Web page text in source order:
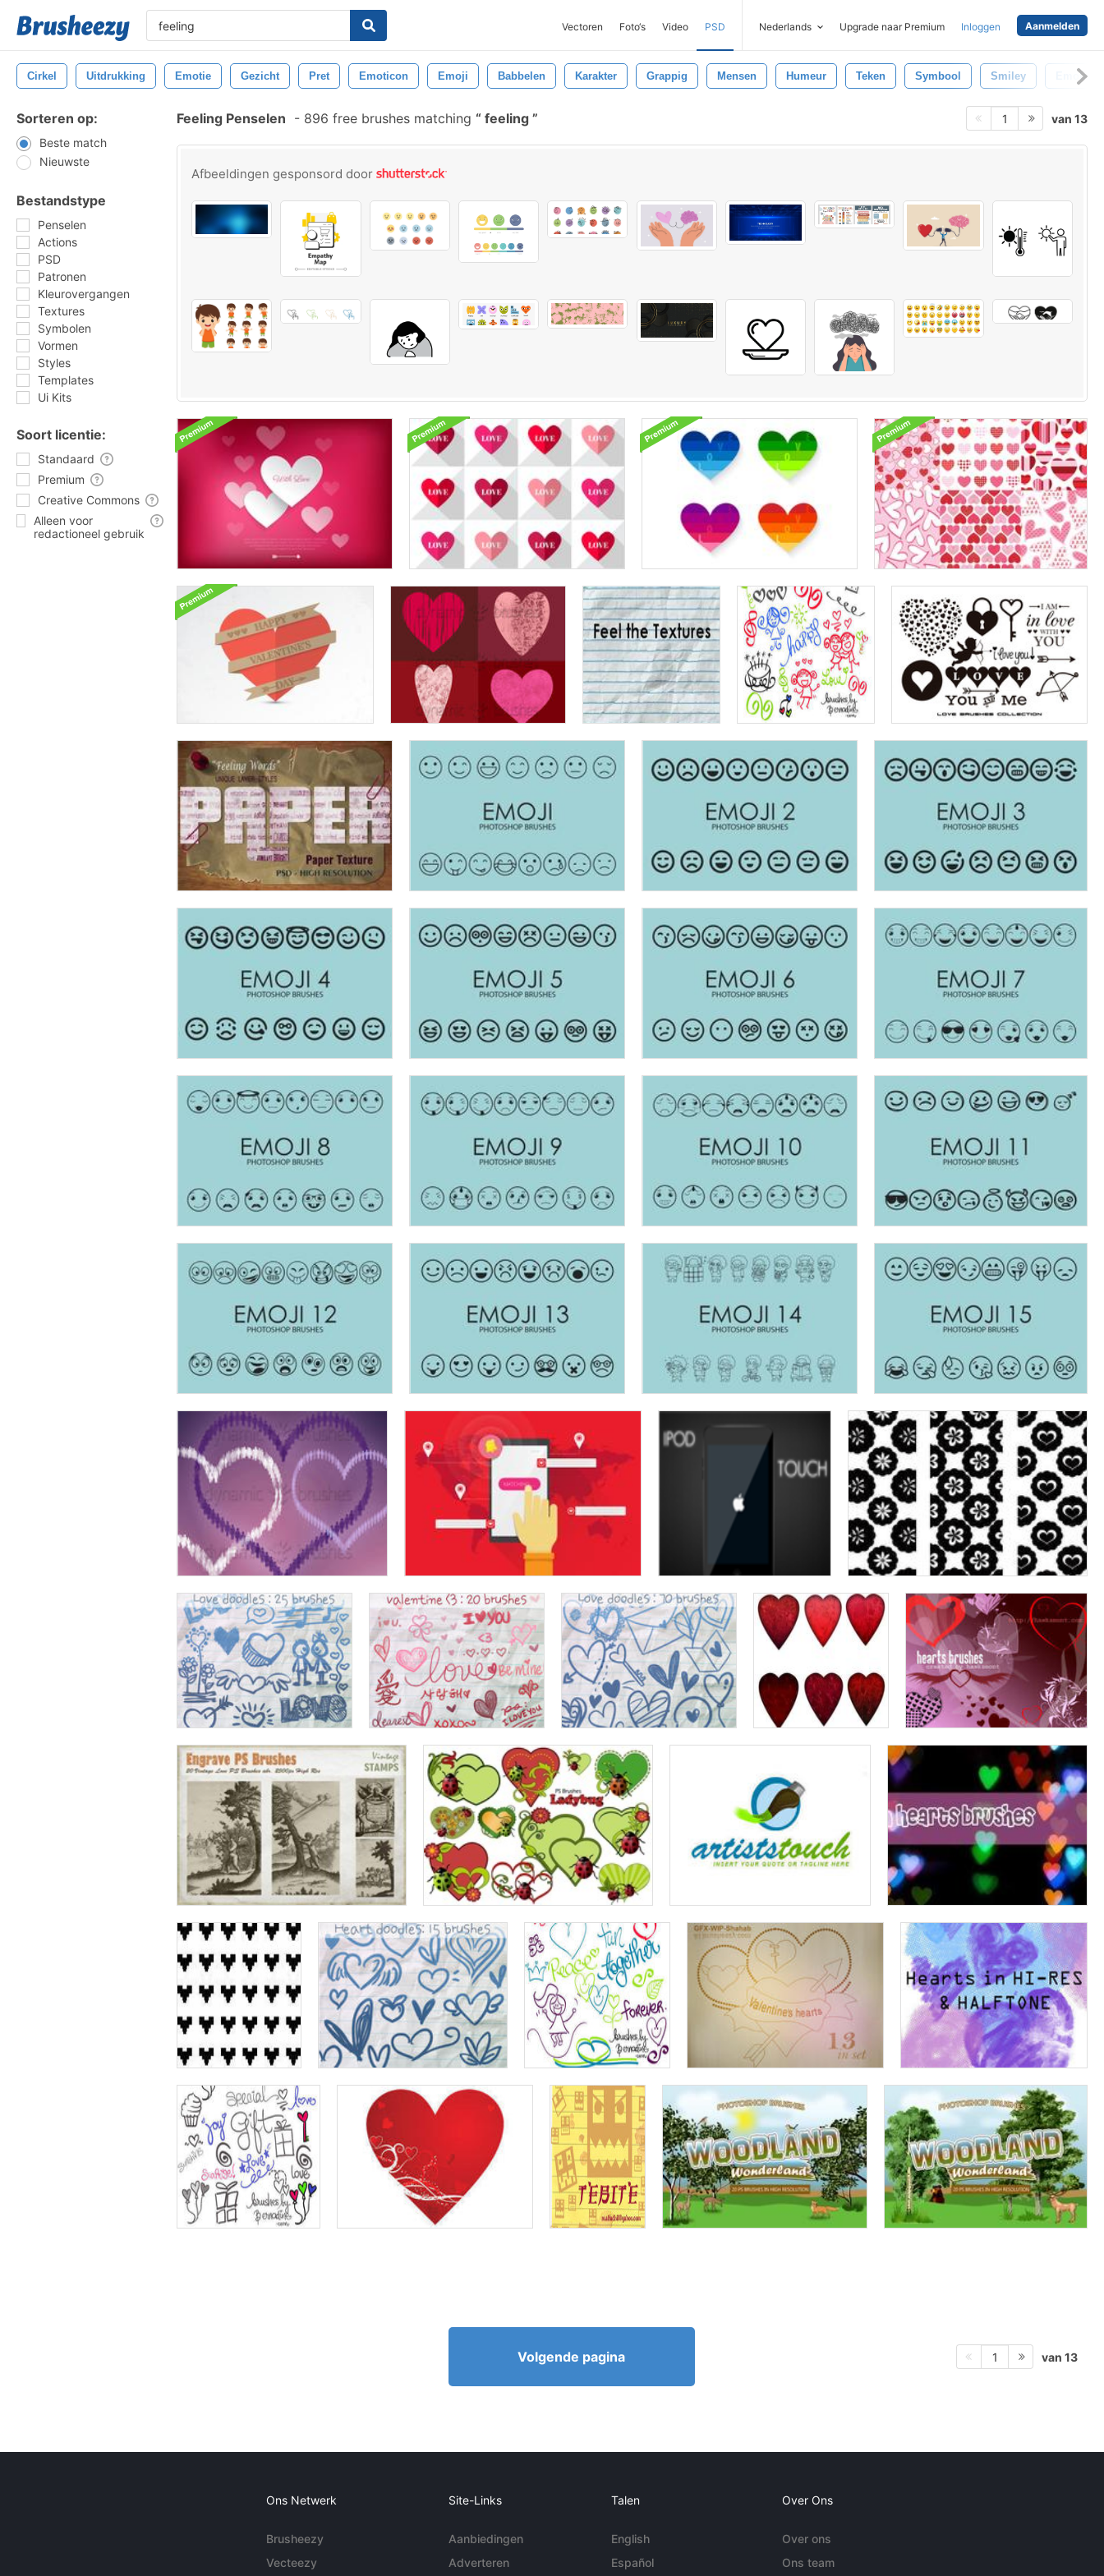
Vectoren Foto‘s Video PSD Nederlands Upgrade naar Premium Inloggen Aanmelden
Cirkel Uitdrukking Emotie Gezicht Pret Emoticon Emoji Babbelen Karakter Grappig Mensen Humeur Teken Symbool Smiley Emoties
Sorteren op:
Beste match
Nieuwste
Bestandstype
Penselen
Actions
PSD
Patronen
Kleurovergangen
Textures
Symbolen
Vormen
Styles
Templates
Ui Kits
Soort licentie:
Standaard
Premium
Creative Commons
Alleen voor
redactioneel gebruik
Feeling Penselen - 896 free brushes matching feeling 1 van 13
Afbeeldingen gesponsord door
Volgende pagina 1 van 13
Ons Netwerk
Brusheezy
Vecteezy
Site-Links
Aanbiedingen
Adverteren
Talen
English
Español
Over Ons
Over ons
Ons team